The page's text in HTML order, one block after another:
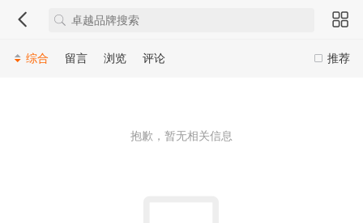
推荐
综合 留言 浏览 评论
抱歉，暂无相关信息